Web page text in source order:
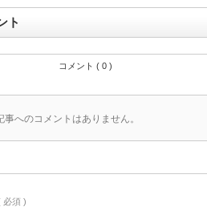
ト
コメント ( 0 )
事へのコメントはありません。
必須 )